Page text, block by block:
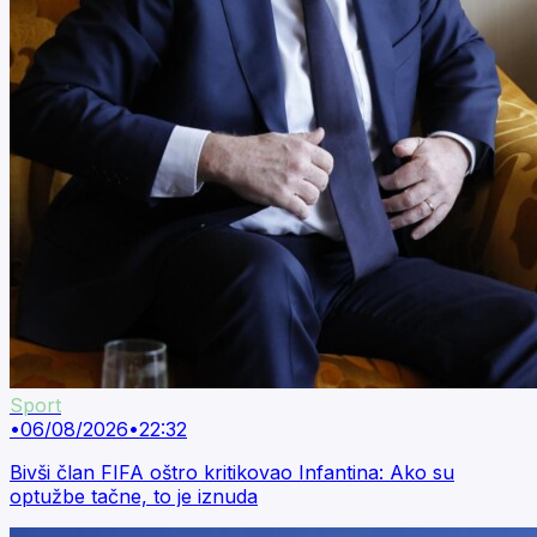
Sport
•06/08/2026•22:32
Bivši član FIFA oštro kritikovao Infantina: Ako su
optužbe tačne, to je iznuda